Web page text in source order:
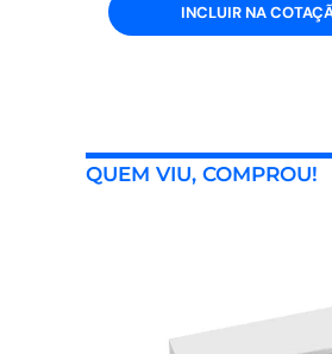
INCLUIR NA
QUEM VIU, COMPROU!